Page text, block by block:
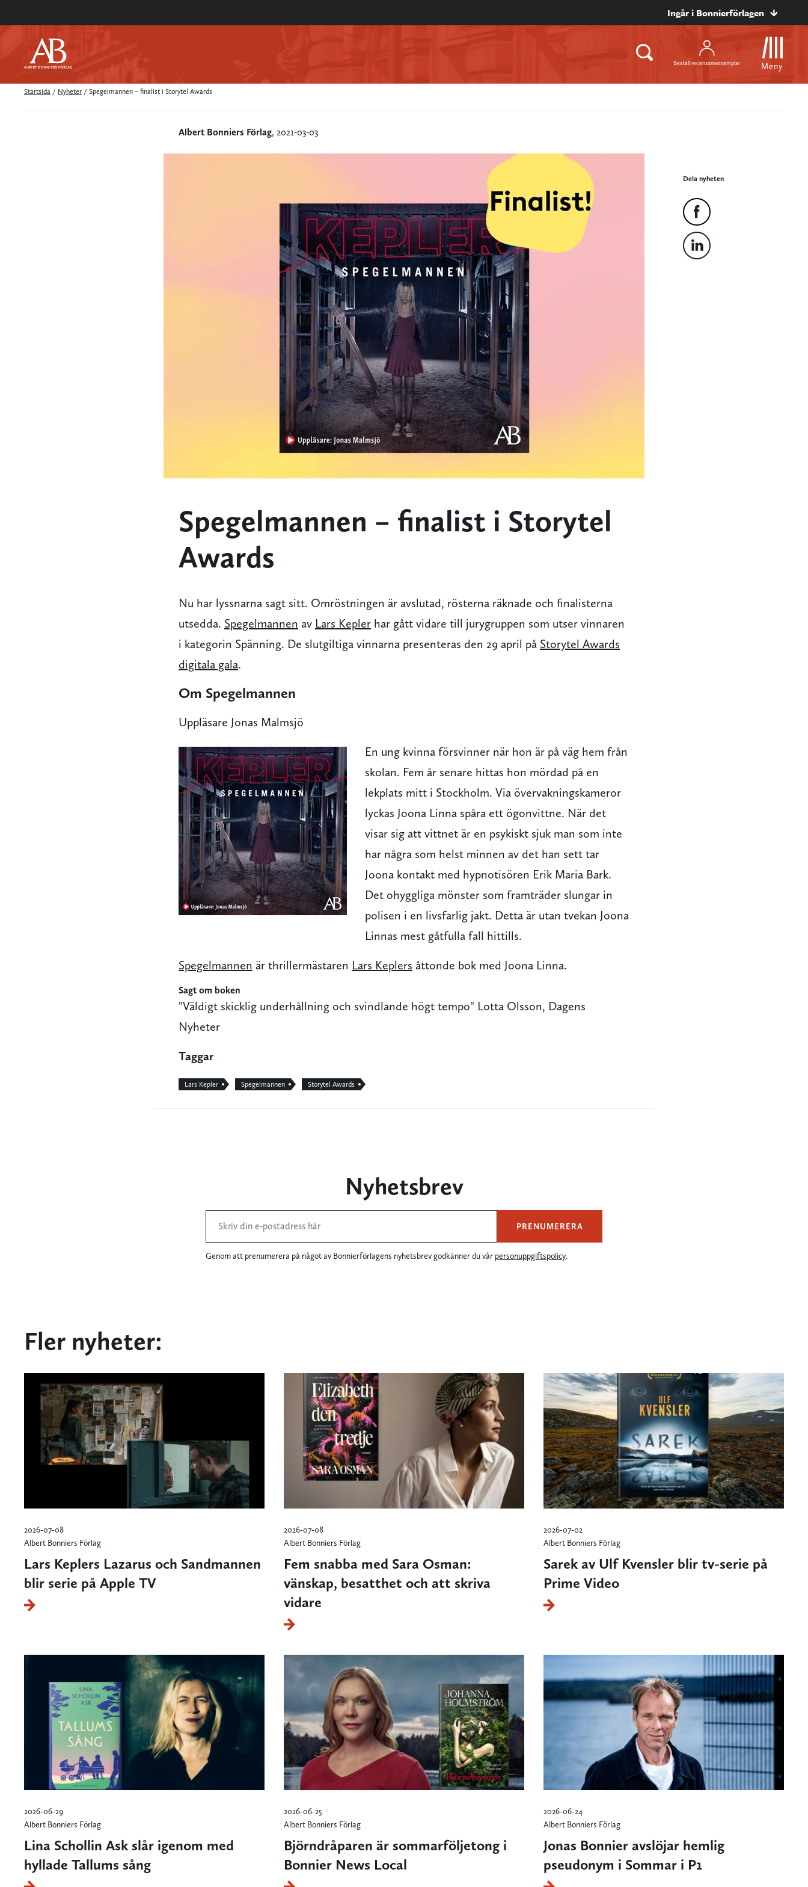
Ingår i Bonnierförlagen
Beställ recensionsexemplar Meny
Startsida / Nyheter / Spegelmannen – finalist i Storytel Awards
Albert Bonniers Förlag, 2021-03-03
Dela nyheten
Spegelmannen – finalist i Storytel
Awards
Nu har lyssnarna sagt sitt. Omröstningen är avslutad, rösterna räknade och finalisterna
utsedda. Spegelmannen av Lars Kepler har gått vidare till jurygruppen som utser vinnaren
i kategorin Spänning. De slutgiltiga vinnarna presenteras den 29 april på Storytel Awards
digitala gala.
Om Spegelmannen
Uppläsare Jonas Malmsjö
En ung kvinna försvinner när hon är på väg hem från
skolan. Fem år senare hittas hon mördad på en
lekplats mitt i Stockholm. Via övervakningskameror
lyckas Joona Linna spåra ett ögonvittne. När det
visar sig att vittnet är en psykiskt sjuk man som inte
har några som helst minnen av det han sett tar
Joona kontakt med hypnotisören Erik Maria Bark.
Det ohyggliga mönster som framträder slungar in
polisen i en livsfarlig jakt. Detta är utan tvekan Joona
Linnas mest gåtfulla fall hittills.
Spegelmannen är thrillermästaren Lars Keplers åttonde bok med Joona Linna.
Sagt om boken
"Väldigt skicklig underhållning och svindlande högt tempo" Lotta Olsson, Dagens
Nyheter
Taggar
Lars Kepler Spegelmannen Storytel Awards
Nyhetsbrev
PRENUMERERA
Genom att prenumerera på något av Bonnierförlagens nyhetsbrev godkänner du vår personuppgiftspolicy.
Fler nyheter:
2026-07-08
Albert Bonniers Förlag
Lars Keplers Lazarus och Sandmannen
blir serie på Apple TV
2026-07-08
Albert Bonniers Förlag
Fem snabba med Sara Osman:
vänskap, besatthet och att skriva
vidare
2026-07-02
Albert Bonniers Förlag
Sarek av Ulf Kvensler blir tv-serie på
Prime Video
2026-06-29
Albert Bonniers Förlag
Lina Schollin Ask slår igenom med
hyllade Tallums sång
2026-06-25
Albert Bonniers Förlag
Björndråparen är sommarföljetong i
Bonnier News Local
2026-06-24
Albert Bonniers Förlag
Jonas Bonnier avslöjar hemlig
pseudonym i Sommar i P1